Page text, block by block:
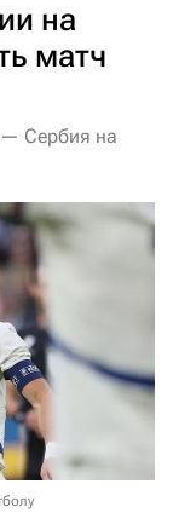
на
матч
Сербия на